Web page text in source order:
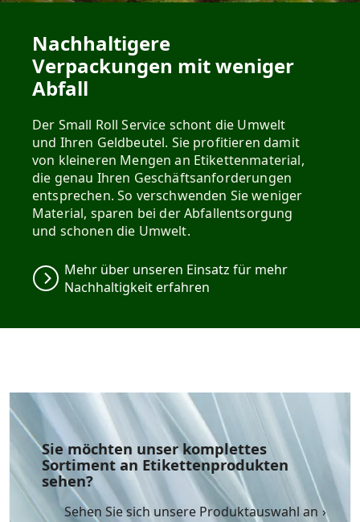
Nachhaltigere
Verpackungen mit weniger
Abfall
Der Small Roll Service schont die Umwelt
und Ihren Geldbeutel. Sie profitieren damit
von kleineren Mengen an Etikettenmaterial,
die genau Ihren Geschäftsanforderungen
entsprechen. So verschwenden Sie weniger
Material, sparen bei der Abfallentsorgung
und schonen die Umwelt.
Mehr über unseren Einsatz für mehr
Nachhaltigkeit erfahren
Sie möchten unser komplettes
Sortiment an Etikettenprodukten
sehen?
Sehen Sie sich unsere Produktauswahl an